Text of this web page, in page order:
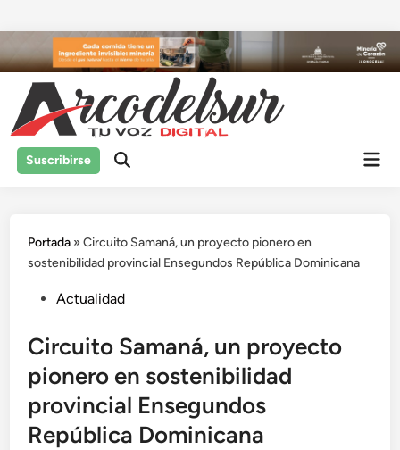
al
contenido
Suscribirse
Portada »Circuito Samaná, un proyecto pionero en
sostenibilidad provincial Ensegundos República Dominicana
Publicado
Actualidad
Circuito Samaná, un proyecto
pionero en sostenibilidad
provincial Ensegundos
República Dominicana